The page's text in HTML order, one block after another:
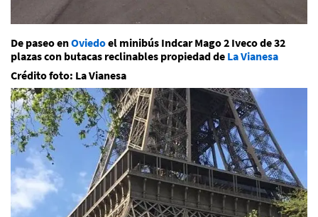
De paseo enOviedoel minibús Indcar Mago 2 Iveco de 32
plazas con butacas reclinables propiedad de La Vianesa
Crédito foto: La Vianesa